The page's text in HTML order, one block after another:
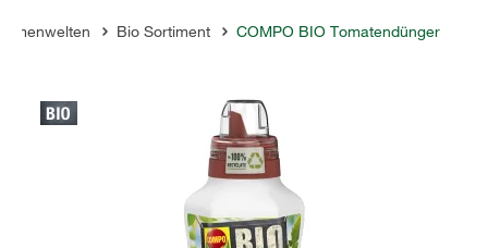
Produkte
Ratgeber
Bio Sortiment COMPO BIO Tomatendünger